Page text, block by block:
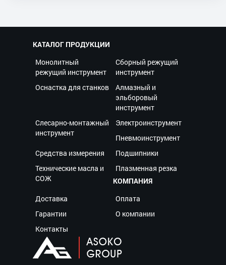
КАТАЛОГ ПРОДУКЦИИ
Монолитный
режущий инструмент
Сборный режущий
инструмент
Оснастка для станков
Алмазный и
эльборовый
инструмент
Слесарно-монтажный
инструмент
Электроинструмент
Пневмоинструмент
Средства измерения
Подшипники
Технические масла и
СОЖ
Плазменная резка
КОМПАНИЯ
Доставка
Оплата
Гарантии
О компании
Контакты